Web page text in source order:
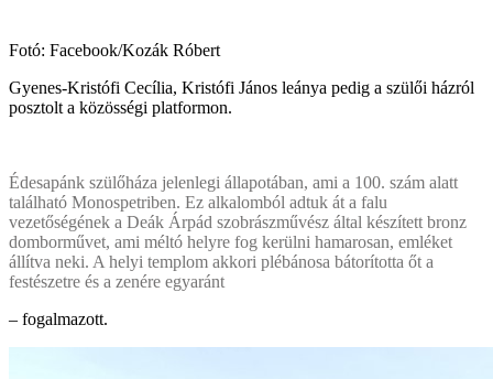
Fotó: Facebook/Kozák Róbert
Gyenes-Kristófi Cecília, Kristófi János leánya pedig a szülői házról
posztolt a közösségi platformon.
Édesapánk szülőháza jelenlegi állapotában, ami a 100. szám alatt
található Monospetriben. Ez alkalomból adtuk át a falu
vezetőségének a Deák Árpád szobrászművész által készített bronz
domborművet, ami méltó helyre fog kerülni hamarosan, emléket
állítva neki. A helyi templom akkori plébánosa bátorította őt a
festészetre és a zenére egyaránt
– fogalmazott.